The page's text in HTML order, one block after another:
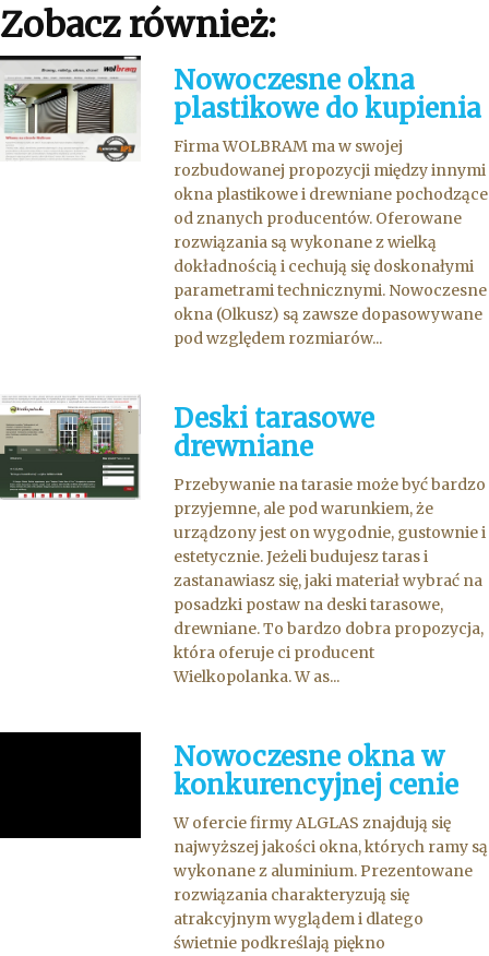
Zobacz również:
Nowoczesne okna
plastikowe do kupienia
Firma WOLBRAM ma w swojej
rozbudowanej propozycji między innymi
okna plastikowe i drewniane pochodzące
od znanych producentów. Oferowane
rozwiązania są wykonane z wielką
dokładnością i cechują się doskonałymi
parametrami technicznymi. Nowoczesne
okna (Olkusz) są zawsze dopasowywane
pod względem rozmiarów...
Deski tarasowe
drewniane
Przebywanie na tarasie może być bardzo
przyjemne, ale pod warunkiem, że
urządzony jest on wygodnie, gustownie i
estetycznie. Jeżeli budujesz taras i
zastanawiasz się, jaki materiał wybrać na
posadzki postaw na deski tarasowe,
drewniane. To bardzo dobra propozycja,
która oferuje ci producent
Wielkopolanka. W as...
Nowoczesne okna w
konkurencyjnej cenie
W ofercie firmy ALGLAS znajdują się
najwyższej jakości okna, których ramy są
wykonane z aluminium. Prezentowane
rozwiązania charakteryzują się
atrakcyjnym wyglądem i dlatego
świetnie podkreślają piękno